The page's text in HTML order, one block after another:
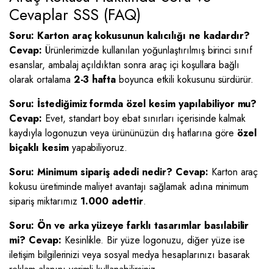
Cevaplar SSS (FAQ)
Soru: Karton araç kokusunun kalıcılığı ne kadardır?
Cevap: Ürünlerimizde kullanılan yoğunlaştırılmış birinci sınıf
esanslar, ambalaj açıldıktan sonra araç içi koşullara bağlı
olarak ortalama 2-3 hafta boyunca etkili kokusunu sürdürür.
Soru: İstediğimiz formda özel kesim yapılabiliyor mu?
Cevap: Evet, standart boy ebat sınırları içerisinde kalmak
kaydıyla logonuzun veya ürününüzün dış hatlarına göre özel
biçaklı kesimyapabiliyoruz.
Soru: Minimum sipariş adedi nedir? Cevap: Karton araç
kokusu üretiminde maliyet avantajı sağlamak adına minimum
sipariş miktarımız 1.000 adettir.
Soru: Ön ve arka yüzeye farklı tasarımlar basılabilir
mi? Cevap: Kesinlikle. Bir yüze logonuzu, diğer yüze ise
iletişim bilgilerinizi veya sosyal medya hesaplarınızı basarak